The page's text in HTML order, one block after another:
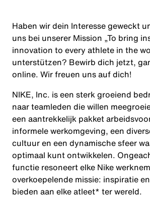
Haben wir dein Interesse geweckt
uns bei unserer Mission „To bring
innovation to every athlete in the
unterstützen? Bewirb dich jetzt,
online. Wir freuen uns auf dich!
NIKE, Inc. is een sterk groeiend
naar teamleden die willen
een aantrekkelijk pakket
informele werkomgeving, een
cultuur en een dynamische sfeer
optimaal kunt ontwikkelen.
functie resoneert elke Nike
overkoepelende missie: inspiratie
bieden aan elke atleet* ter wereld.